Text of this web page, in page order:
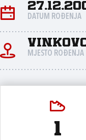
DATUM ROĐENJA
MJESTO ROĐENJA
1